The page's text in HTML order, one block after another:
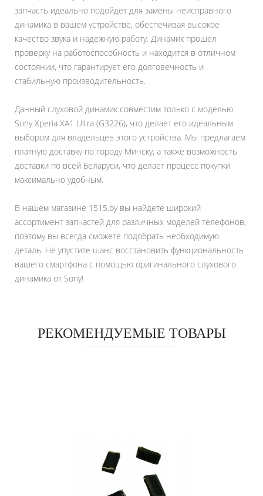
запчасть идеально подойдет для замены неисправного
динамика в вашем устройстве, обеспечивая высокое
качество звука и надежную работу. Динамик прошел
проверку на работоспособность и находится в отличном
состоянии, что гарантирует его долговечность и
стабильную производительность.
Данный слуховой динамик совместим только с моделью
Sony Xperia XA1 Ultra (G3226), что делает его идеальным
выбором для владельцев этого устройства. Мы предлагаем
платную доставку по городу Минску, а также возможность
доставки по всей Беларуси, что делает процесс покупки
максимально удобным.
В нашем магазине 1515.by вы найдете широкий
ассортимент запчастей для различных моделей телефонов,
поэтому вы всегда сможете подобрать необходимую
деталь. Не упустите шанс восстановить функциональность
вашего смартфона с помощью оригинального слухового
динамика от Sony!
РЕКОМЕНДУЕМЫЕ ТОВАРЫ